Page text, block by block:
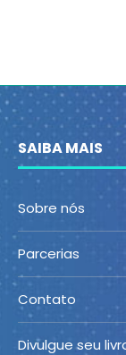
SAIBA MAIS
Sobre nós
Parcerias
Contato
Divulgue seu